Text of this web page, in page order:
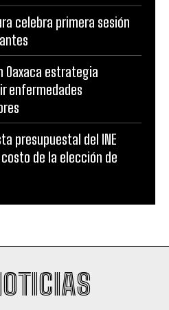
celebra primera sesión
Oaxaca estrategia
enfermedades
presupuestal del INE
de la elección de